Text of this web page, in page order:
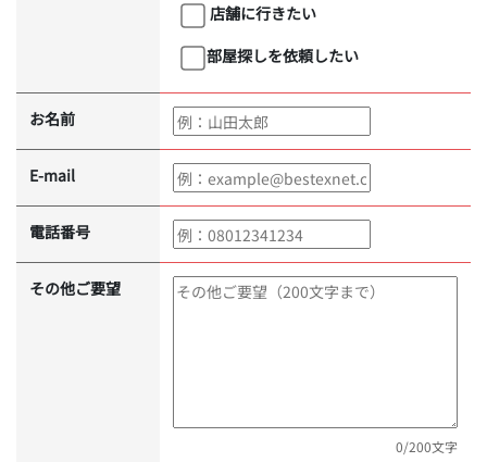
店舗に行きたい
部屋探しを依頼したい
お名前
E-mail
電話番号
その他ご要望
0/200文字